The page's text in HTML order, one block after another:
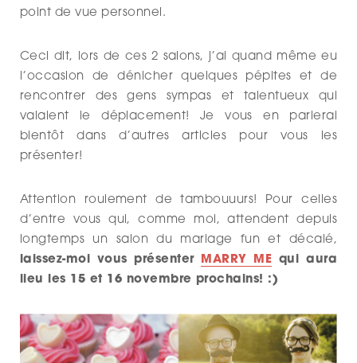
point de vue personnel.
Ceci dit, lors de ces 2 salons, j’ai quand même eu
l’occasion de dénicher quelques pépites et de
rencontrer des gens sympas et talentueux qui
valaient le déplacement! Je vous en parlerai
bientôt dans d’autres articles pour vous les
présenter!
Attention roulement de tambouuurs! Pour celles
d’entre vous qui, comme moi, attendent depuis
longtemps un salon du mariage fun et décalé,
laissez-moi vous présenter MARRY ME qui aura
lieu les 15 et 16 novembre prochains! :)